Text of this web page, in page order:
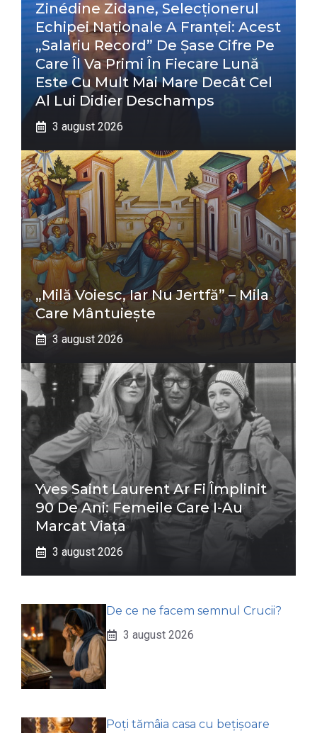
Zinédine Zidane, Selecționerul
Echipei Naționale A Franței: Acest
„salariu Record” De Șase Cifre Pe
Care Îl Va Primi În Fiecare Lună
Este Cu Mult Mai Mare Decât Cel
Al Lui Didier Deschamps
3 august 2026
„Milă Voiesc, Iar Nu Jertfă” – Mila
Care Mântuiește
3 august 2026
Yves Saint Laurent Ar Fi Împlinit
90 De Ani: Femeile Care I-Au
Marcat Viața
3 august 2026
De ce ne facem semnul Crucii?
3 august 2026
Poți tămâia casa cu bețișoare